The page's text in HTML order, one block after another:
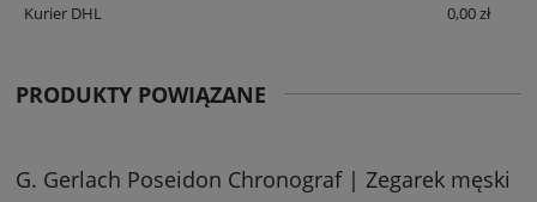
Kurier DHL 0,00 zł
PRODUKTY POWIĄZANE
G. Gerlach Poseidon Chronograf | Zegarek męski